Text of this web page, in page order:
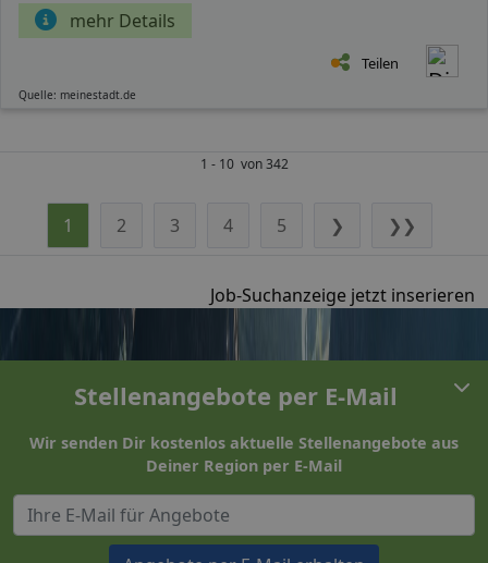
mehr Details
Teilen
Quelle: meinestadt.de
1 - 10 von 342
1 2 3 4 5 ❯ ❯❯
Job-Suchanzeige jetzt inserieren
Stellenangebote per E-Mail
Wir senden Dir kostenlos aktuelle Stellenangebote aus
Deiner Region per E-Mail